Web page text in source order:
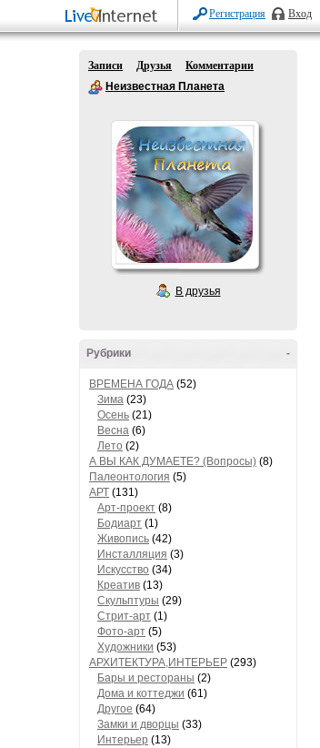
Регистрация Вход
Записи Друзья
Комментарии
Неизвестная Планета
В друзья
-
Рубрики
ВРЕМЕНА ГОДА (52)
Зима (23)
Осень (21)
Весна (6)
Лето (2)
А ВЫ КАК ДУМАЕТЕ? (Вопросы) (8)
Палеонтология (5)
АРТ (131)
Арт-проект (8)
Бодиарт (1)
Живопись (42)
Инсталляция (3)
Искусство (34)
Креатив (13)
Скульптуры (29)
Стрит-арт (1)
Фото-арт (5)
Художники (53)
АРХИТЕКТУРА,ИНТЕРЬЕР (293)
Бары и рестораны (2)
Дома и коттеджи (61)
Другое (64)
Замки и дворцы (33)
Интерьер (13)